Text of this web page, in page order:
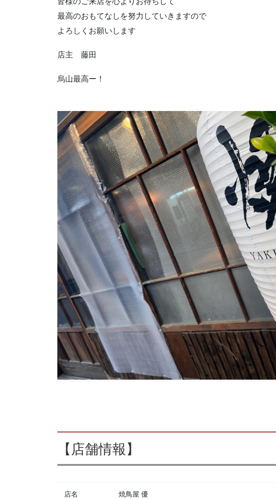
最高のおもてなしを努力していきますので
よろしくお願いします
店主 藤田
烏山最高ー！
【店舗情報】
店名 焼鳥屋 優